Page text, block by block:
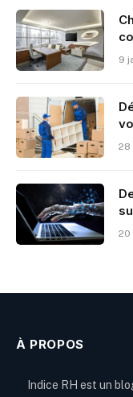
9
28
20
À PROPOS
Indice RH est un